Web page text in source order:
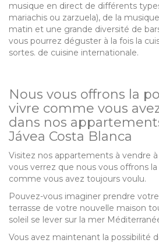
musique en direct de différents
mariachis ou zarzuela), de la
matin et une grande diversité de
vous pourrez déguster à la fois la
sortes. de cuisine internationale.
Nous vous offrons la
vivre comme vous
dans nos
Jávea Costa Blanca
Visitez nos appartements à vendre
vous verrez que nous vous offrons
comme vous avez toujours voulu.
Pouvez-vous imaginer prendre
terrasse de votre nouvelle maison
soleil se lever sur la mer
Vous avez maintenant la possibilité